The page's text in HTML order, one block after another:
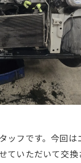
ッフです。今回
ていただいて交